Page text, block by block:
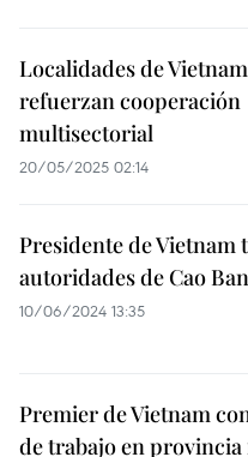
Localidades de
refuerzan cooperación
multisectorial
20/05/2025 02:14
Presidente de Vietnam
autoridades de Cao
10/06/2024 13:35
Premier de Vietnam
de trabajo en